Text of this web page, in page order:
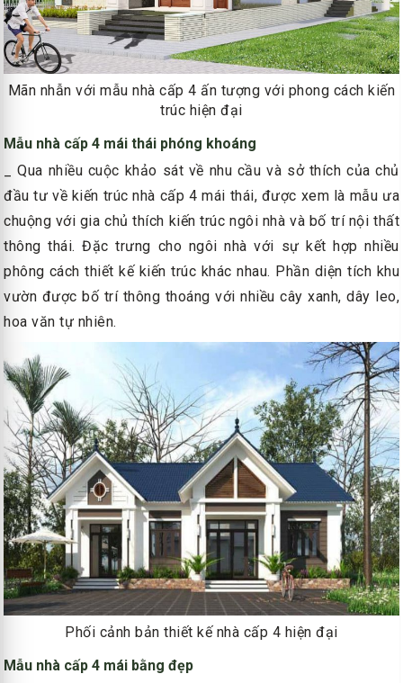
Mãn nhẫn với mẫu nhà cấp 4 ấn tượng với phong cách kiến
trúc hiện đại
Mẫu nhà cấp 4 mái thái phóng khoáng
_ Qua nhiều cuộc khảo sát về nhu cầu và sở thích của chủ
đầu tư về kiến trúc nhà cấp 4 mái thái, được xem là mẫu ưa
chuộng với gia chủ thích kiến trúc ngôi nhà và bố trí nội thất
thông thái. Đặc trưng cho ngôi nhà với sự kết hợp nhiều
phông cách thiết kế kiến trúc khác nhau. Phần diện tích khu
vườn được bố trí thông thoáng với nhiều cây xanh, dây leo,
hoa văn tự nhiên.
Phối cảnh bản thiết kế nhà cấp 4 hiện đại
Mẫu nhà cấp 4 mái bằng đẹp